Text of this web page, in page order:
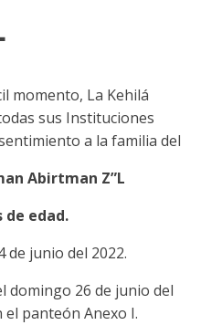
momento, La Kehilá
sus Instituciones
a la familia del
Abirtman Z”L
de edad.
de junio del 2022.
domingo 26 de junio del
el panteón Anexo I.